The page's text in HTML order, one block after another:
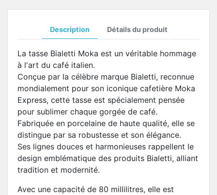
Description Détails du produit
La tasse Bialetti Moka est un véritable hommage
à l'art du café italien.
Conçue par la célèbre marque Bialetti, reconnue
mondialement pour son iconique cafetière Moka
Express, cette tasse est spécialement pensée
pour sublimer chaque gorgée de café.
Fabriquée en porcelaine de haute qualité, elle se
distingue par sa robustesse et son élégance.
Ses lignes douces et harmonieuses rappellent le
design emblématique des produits Bialetti, alliant
tradition et modernité.
Avec une capacité de 80 millilitres, elle est